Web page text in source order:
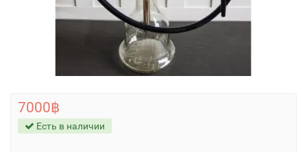
7000฿
Есть в наличии